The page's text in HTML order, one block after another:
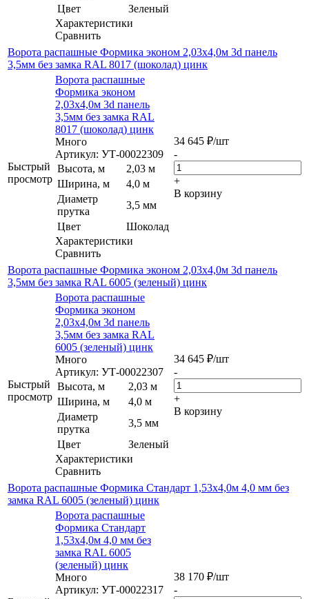
Цвет
Зеленый
Характеристики
Сравнить
Ворота распашные Формика эконом 2,03х4,0м 3d панель
3,5мм без замка RAL 8017 (шоколад) цинк
Быстрый
просмотр
Ворота распашные
Формика эконом
2,03х4,0м 3d панель
3,5мм без замка RAL
8017 (шоколад) цинк
Много
Артикул: УТ-00022309
Высота, м
2,03 м
Ширина, м
4,0 м
Диаметр
прутка
3,5 мм
Цвет
Шоколад
Характеристики
Сравнить
34 645 ₽/шт
-
+
В корзину
Ворота распашные Формика эконом 2,03х4,0м 3d панель
3,5мм без замка RAL 6005 (зеленый) цинк
Быстрый
просмотр
Ворота распашные
Формика эконом
2,03х4,0м 3d панель
3,5мм без замка RAL
6005 (зеленый) цинк
Много
Артикул: УТ-00022307
Высота, м
2,03 м
Ширина, м
4,0 м
Диаметр
прутка
3,5 мм
Цвет
Зеленый
Характеристики
Сравнить
34 645 ₽/шт
-
+
В корзину
Ворота распашные Формика Стандарт 1,53х4,0м 4,0 мм без
замка RAL 6005 (зеленый) цинк
Ворота распашные
Формика Стандарт
1,53х4,0м 4,0 мм без
замка RAL 6005
(зеленый) цинк
Много
Артикул: УТ-00022317
38 170 ₽/шт
-